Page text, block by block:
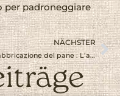
per padroneggiare
NÄCHSTER
La fabbricazione del pane : L’arte del piacere e della soddisfazione